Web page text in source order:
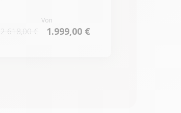
Von
2.618,00 € 1.999,00 €